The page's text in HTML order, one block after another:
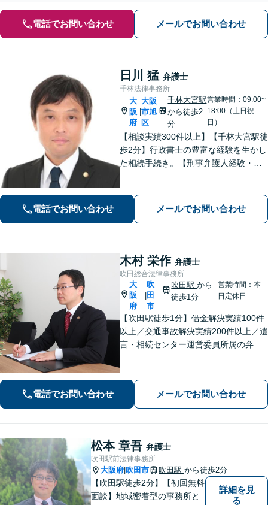
電話でお問い合わせ メールでお問い合わせ
日川 猛 弁護士
千林法律事務所
大
阪
府
|
大阪
市旭
区
千林大宮駅
から徒歩2
分
営業時間：09:00~
18:00（土日祝
日）
【相談実績300件以上】【千林大宮駅徒
歩2分】行政書士の豊富な経験を生かし
た相続手続き。【刑事弁護人経験・示
を残す債務整理のノウハウ多数。不動
産業者とも連携。
電話でお問い合わせ メールでお問い合わせ
木村 栄作 弁護士
吹田総合法律事務所
大
阪
府
吹
田
市
吹田駅から
徒歩1分
営業時間：本
日定休日
【吹田駅徒歩1分】借金解決実績100件
以上／交通事故解決実績200件以上／遺
言・相続センター運営委員所属の弁護
ください。きめ細やかで丁寧な対応が
モットーです。
電話でお問い合わせ メールでお問い合わせ
松本 章吾 弁護士
吹田駅前法律事務所
大阪府 吹田市 吹田駅 から徒歩2分
【吹田駅徒歩2分】【初回無料
面談】地域密着型の事務所と
詳細を見
る